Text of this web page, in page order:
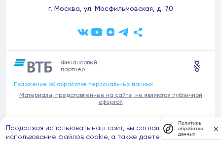
г. Москва, ул. Мосфильмовская, д. 70
Финансовый
партнер
Положение об обработке персональных данных
Материалы, представленные на сайте, не являются публичной
офертой
В связи с участившимися случаями предложений частных услуг от
имени компании Донстрой (проведения ремонтов, продажи
отделочных материалов и т.п.), обращаем внимание на то, что
Продолжая использовать наш сайт, вы соглашаетесь на
использование файлов cookie, а также даете согласие на
Политика
обработки
данных